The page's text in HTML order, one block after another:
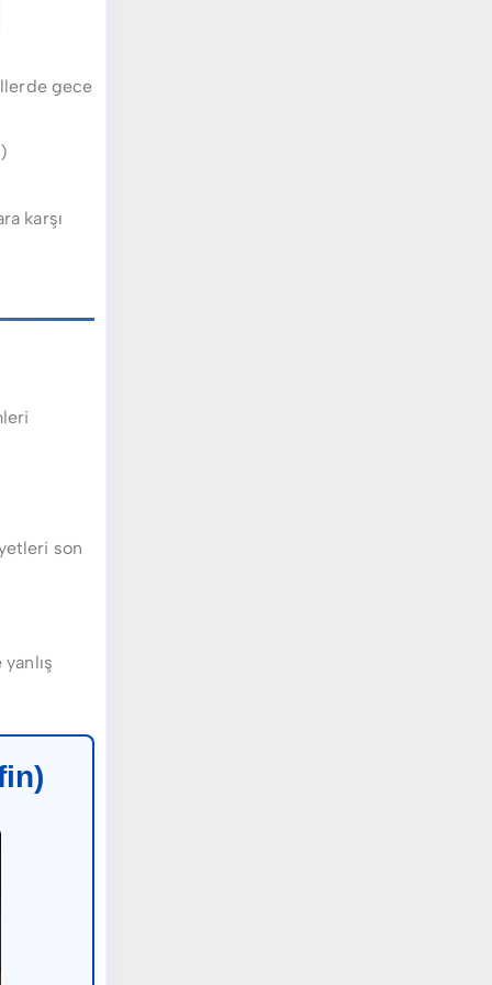
gece
karşı
son